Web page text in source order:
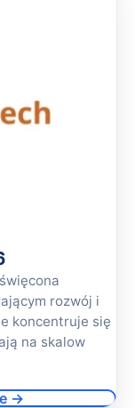
rozwój i
koncentruje się
na skalow
→